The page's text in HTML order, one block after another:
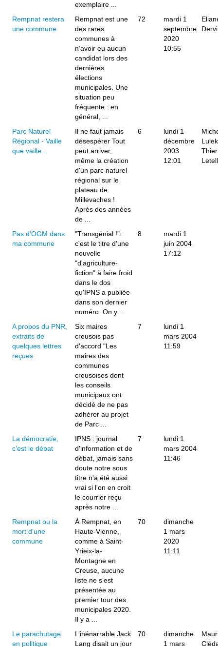
exemplaire ...
Rempnat restera
une commune
Rempnat est une
des rares
communes à
n’avoir eu aucun
candidat lors des
dernières
élections
municipales. Une
situation peu
fréquente : en
général, ...
72
mardi 1
septembre
2020
10:55
Parc Naturel
Régional - Vaille
que vaille...
Il ne faut jamais
désespérer Tout
peut arriver,
même la création
d'un parc naturel
régional sur le
plateau de
Millevaches !
Après des années
de ...
6
lundi 1
décembre
2003
12:01
Lulek
Pas d'OGM dans
ma commune
"Transgénial !":
c'est le titre d'une
nouvelle
"d'agriculture-
fiction" à faire froid
dans le dos
qu'IPNS a publiée
dans son dernier
numéro. On y ...
8
mardi 1
juin 2004
17:12
A propos du PNR,
extraits de
quelques lettres
reçues
Six maires
creusois pas
d'accord "Les
maires des
communes
creusoises dont
les conseils
municipaux ont
décidé de ne pas
adhérer au projet
de Parc ...
7
lundi 1
mars 2004
11:59
La démocratie,
c'est le débat
IPNS : journal
d'information et de
débat, jamais sans
doute notre sous
titre n'a été aussi
vrai si l'on en croit
le courrier reçu
après notre ...
7
lundi 1
mars 2004
11:46
Rempnat ou la
mort d’une
commune
À Rempnat, en
Haute-Vienne,
comme à Saint-
Yrieix-la-
Montagne en
Creuse, aucune
liste ne s’est
présentée au
premier tour des
municipales 2020.
Il y a ...
70
dimanche
1 mars
2020
11:11
Le parachutage
en politique
L’inénarrable Jack
Lang disait un jour
70
dimanche
1 mars